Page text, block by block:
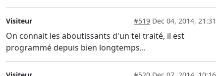
Visiteur #519 Dec 04, 2014, 21:31
On connait les aboutissants d'un tel traité, il est
programmé depuis bien longtemps...